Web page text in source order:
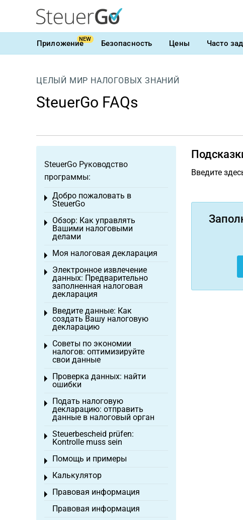
ПриложениеNEW Безопасность Цены Часто
ЦЕЛЫЙ МИР НАЛОГОВЫХ ЗНАНИЙ
SteuerGo FAQs
Введите
SteuerGo Руководство
программы:
Добро пожаловать в
SteuerGo
Toggle menu
Обзор: Как управлять
Вашими налоговыми
делами
Toggle menu
Моя налоговая декларация
Toggle menu
Электронное извлечение
данных: Предварительно
заполненная налоговая
декларация
Toggle menu
Введите данные: Как
создать Вашу налоговую
декларацию
Toggle menu
Советы по экономии
налогов: оптимизируйте
свои данные
Toggle menu
Проверка данных: найти
ошибки
Toggle menu
Подать налоговую
декларацию: отправить
данные в налоговый орган
Toggle menu
Steuerbescheid prüfen:
Kontrolle muss sein
Toggle menu
Помощь и примеры
Toggle menu
Калькулятор
Toggle menu
Правовая информация
Toggle menu
Правовая информация